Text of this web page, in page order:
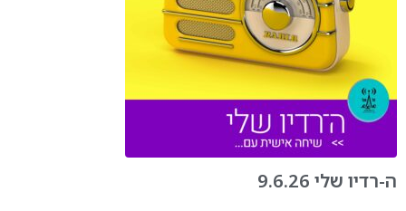
ה-רדיו שלי 9.6.26